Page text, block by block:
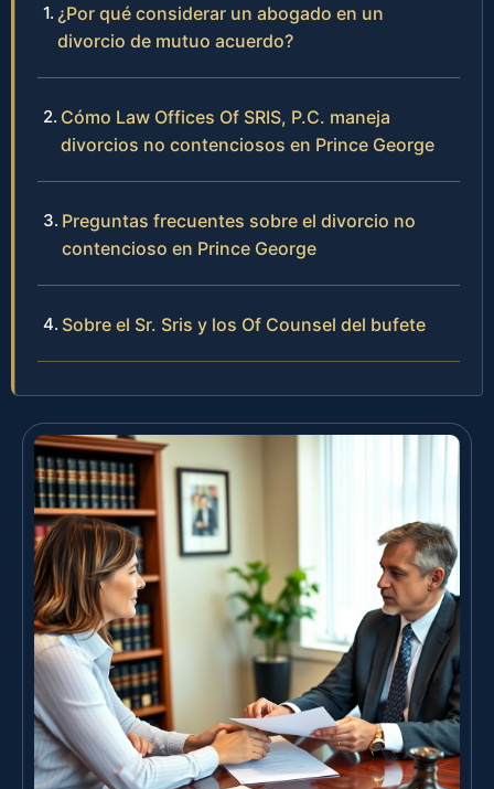
¿Por qué considerar un abogado en un
divorcio de mutuo acuerdo?
Cómo Law Offices Of SRIS, P.C. maneja
divorcios no contenciosos en Prince George
Preguntas frecuentes sobre el divorcio no
contencioso en Prince George
Sobre el Sr. Sris y los Of Counsel del bufete